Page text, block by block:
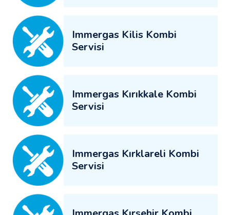
Immergas Kilis Kombi
Servisi
Immergas Kırıkkale Kombi
Servisi
Immergas Kırklareli Kombi
Servisi